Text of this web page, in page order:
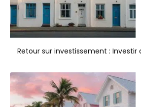
Retour sur investissement : Investir